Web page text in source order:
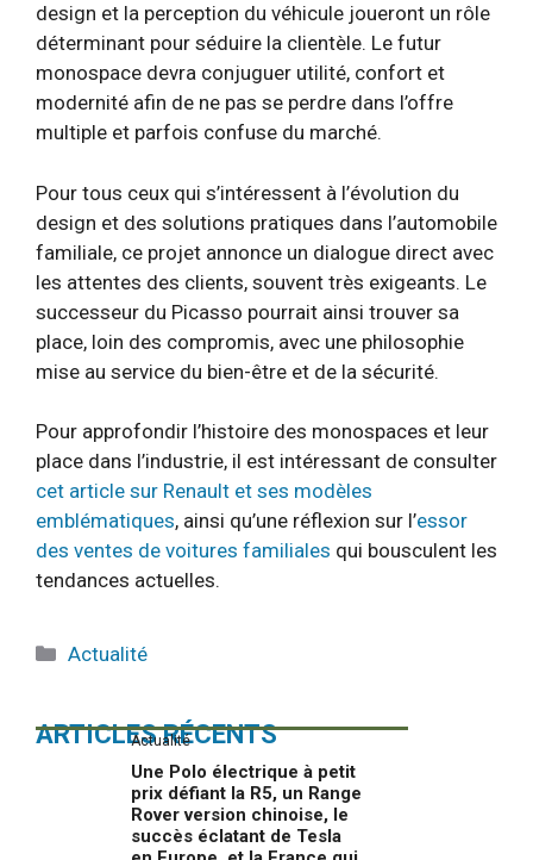
design et la perception du véhicule joueront un rôle
déterminant pour séduire la clientèle. Le futur
monospace devra conjuguer utilité, confort et
modernité afin de ne pas se perdre dans l’offre
multiple et parfois confuse du marché.
Pour tous ceux qui s’intéressent à l’évolution du
design et des solutions pratiques dans l’automobile
familiale, ce projet annonce un dialogue direct avec
les attentes des clients, souvent très exigeants. Le
successeur du Picasso pourrait ainsi trouver sa
place, loin des compromis, avec une philosophie
mise au service du bien-être et de la sécurité.
Pour approfondir l’histoire des monospaces et leur
place dans l’industrie, il est intéressant de consulter
cet article sur Renault et ses modèles
emblématiques, ainsi qu’une réflexion sur l’essor
des ventes de voitures familiales qui bousculent les
tendances actuelles.
Catégories
Actualité
ARTICLES RÉCENTS
Actualité
Une Polo électrique à petit
prix défiant la R5, un Range
Rover version chinoise, le
succès éclatant de Tesla